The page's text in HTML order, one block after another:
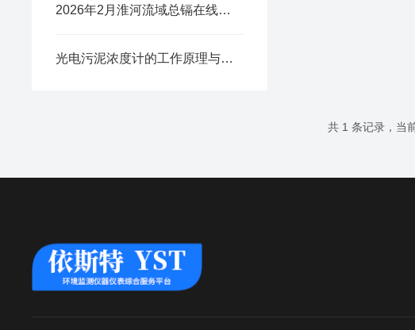
2026年2月淮河流域总镉在线监测仪：全自动耐腐蚀更省心​
光电污泥浓度计的工作原理与优势
共 1 条记录，